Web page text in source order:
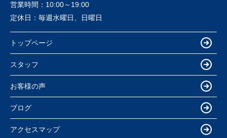
営業時間： 10:00～19:00
定休日： 毎週水曜日、日曜日
トップページ
スタッフ
お客様の声
ブログ
アクセスマップ